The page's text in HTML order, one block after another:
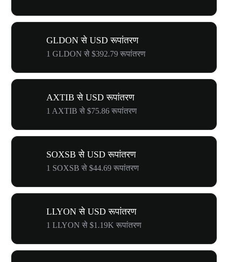
GLDON से USD रूपांतरण
1 GLDON से $392.79 रूपांतरण
AXTIB से USD रूपांतरण
1 AXTIB से $75.86 रूपांतरण
SOXSB से USD रूपांतरण
1 SOXSB से $44.69 रूपांतरण
LLYON से USD रूपांतरण
1 LLYON से $1.19K रूपांतरण